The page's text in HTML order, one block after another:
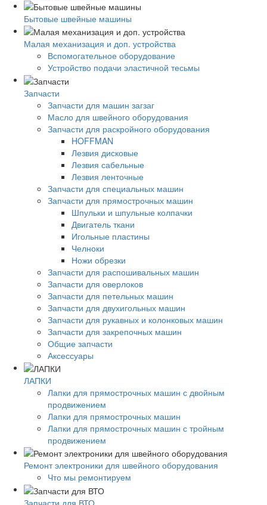
Бытовые швейные машины
Малая механизация и доп. устройства
Вспомогательное оборудование
Устройство подачи эластичной тесьмы
Запчасти
Запчасти для машин загзаг
Масло для швейного оборудования
Запчасти для раскройного оборудования
HOFFMAN
Лезвия дисковые
Лезвия сабельные
Лезвия ленточные
Запчасти для специальных машин
Запчасти для прямострочных машин
Шпульки и шпульные колпачки
Двигатель ткани
Игольные пластины
Челноки
Ножи обрезки
Запчасти для распошивальных машин
Запчасти для оверлоков
Запчасти для петельных машин
Запчасти для двухигольных машин
Запчасти для рукавных и колонковых машин
Запчасти для закрепочных машин
Общие запчасти
Аксессуары
ЛАПКИ
Лапки для прямострочных машин с двойным
продвижением
Лапки для прямострочных машин
Лапки для прямострочных машин с тройным
продвижением
Ремонт электроники для швейного оборудования
Что мы ремонтируем
Запчасти для ВТО